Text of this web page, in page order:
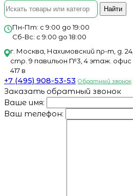
Найти
Пн-Пт: с 9:00 до 19:00
Сб-Вс: с 9:00 до 18:00
г. Москва, Нахимовский пр-т, д. 24,
стр. 9 павильон №3, 4 этаж. офис
417 в
+7 (495) 908-53-53 Обратный звонок
Заказать обратный звонок
Ваше имя:
Ваш телефон: